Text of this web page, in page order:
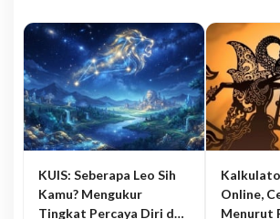
KUIS: Seberapa Leo Sih
Kamu? Mengukur
Tingkat Percaya Diri dan
Online,
Menurut